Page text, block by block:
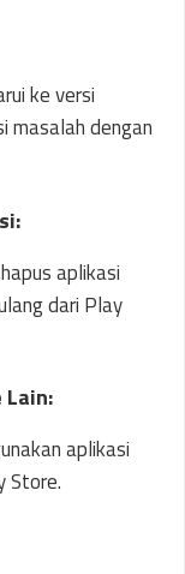
ke versi
masalah dengan
aplikasi
dari Play
Lain:
aplikasi
Store.